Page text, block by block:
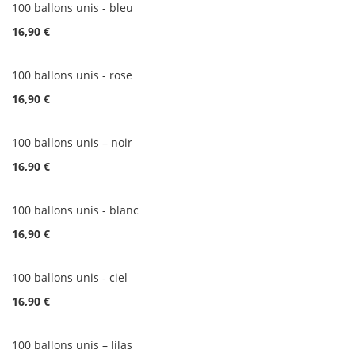
100 ballons unis - bleu
16,90 €
100 ballons unis - rose
16,90 €
100 ballons unis – noir
16,90 €
100 ballons unis - blanc
16,90 €
100 ballons unis - ciel
16,90 €
100 ballons unis – lilas